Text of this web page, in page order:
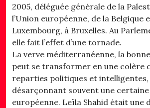
2005, déléguée générale de la
l’Union européenne, de la Belgique
Luxembourg, à Bruxelles. Au
elle fait l’effet d’une tornade.
La verve méditerranéenne, la
peut se transformer en une colère
reparties politiques et intelligentes,
désarçonnant souvent une
européenne. Leïla Shahid était une